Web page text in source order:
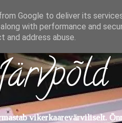
vikerkaarevärviliselt.
Google to deliver its
with performance and
address abuse.